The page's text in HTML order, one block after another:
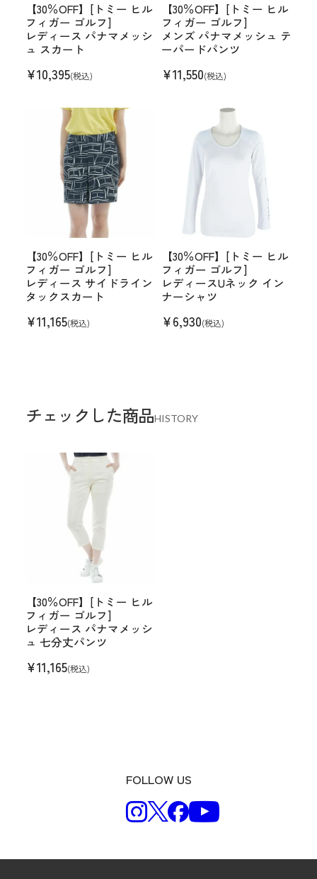
【30％OFF】[トミー ヒル
フィガー ゴルフ]
レディース パナマメッシ
ュ スカート
¥10,395(税込)
【30％OFF】[トミー ヒル
フィガー ゴルフ]
メンズ パナマメッシュ テ
ーパードパンツ
¥11,550(税込)
【30％OFF】[トミー ヒル
フィガー ゴルフ]
レディース サイドライン
タックスカート
¥11,165(税込)
【30％OFF】[トミー ヒル
フィガー ゴルフ]
レディースUネック イン
ナーシャツ
¥6,930(税込)
チェックした商品HISTORY
【30％OFF】[トミー ヒル
フィガー ゴルフ]
レディース パナマメッシ
ュ 七分丈パンツ
¥11,165(税込)
FOLLOW US